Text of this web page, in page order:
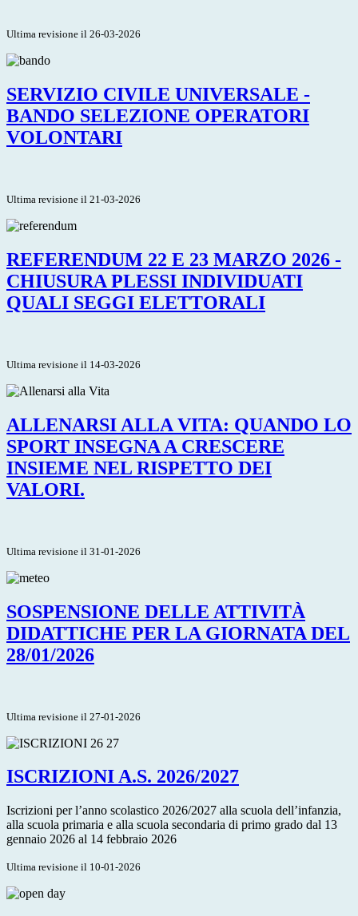
Ultima revisione il 26-03-2026
SERVIZIO CIVILE UNIVERSALE -
BANDO SELEZIONE OPERATORI
VOLONTARI
Ultima revisione il 21-03-2026
REFERENDUM 22 E 23 MARZO 2026 -
CHIUSURA PLESSI INDIVIDUATI
QUALI SEGGI ELETTORALI
Ultima revisione il 14-03-2026
ALLENARSI ALLA VITA: QUANDO LO
SPORT INSEGNA A CRESCERE
INSIEME NEL RISPETTO DEI
VALORI.
Ultima revisione il 31-01-2026
SOSPENSIONE DELLE ATTIVITÀ
DIDATTICHE PER LA GIORNATA DEL
28/01/2026
Ultima revisione il 27-01-2026
ISCRIZIONI A.S. 2026/2027
Iscrizioni per l’anno scolastico 2026/2027 alla scuola dell’infanzia,
alla scuola primaria e alla scuola secondaria di primo grado dal 13
gennaio 2026 al 14 febbraio 2026
Ultima revisione il 10-01-2026